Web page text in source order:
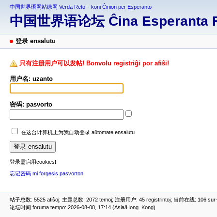
中国世界语网站绿网 Verda Reto – koni Ĉinion per Esperanto
中国世界语论坛 Ĉina Esperanta
登录 ensalutu
只有注册用户可以发帖! Bonvolu registriĝi por afiŝi!
用户名: uzanto
密码: pasvorto
在这台计算机上为我自动登录 aŭtomate ensalutu
登录需启用cookies!
忘记密码 mi forgesis pasvorton
帖子总数: 5525 afiŝoj; 主题总数: 2072 temoj; 注册用户: 45 registrintoj; 当前在线: 106
论坛时间 foruma tempo: 2026-08-08, 17:14 (Asia/Hong_Kong)